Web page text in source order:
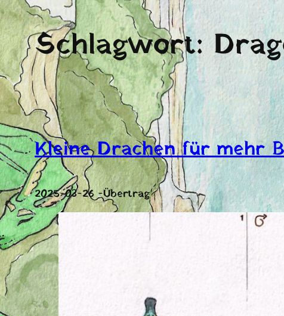
Schlagwort:
Kleine Drachen für mehr
2025-03-26 -Übertrag